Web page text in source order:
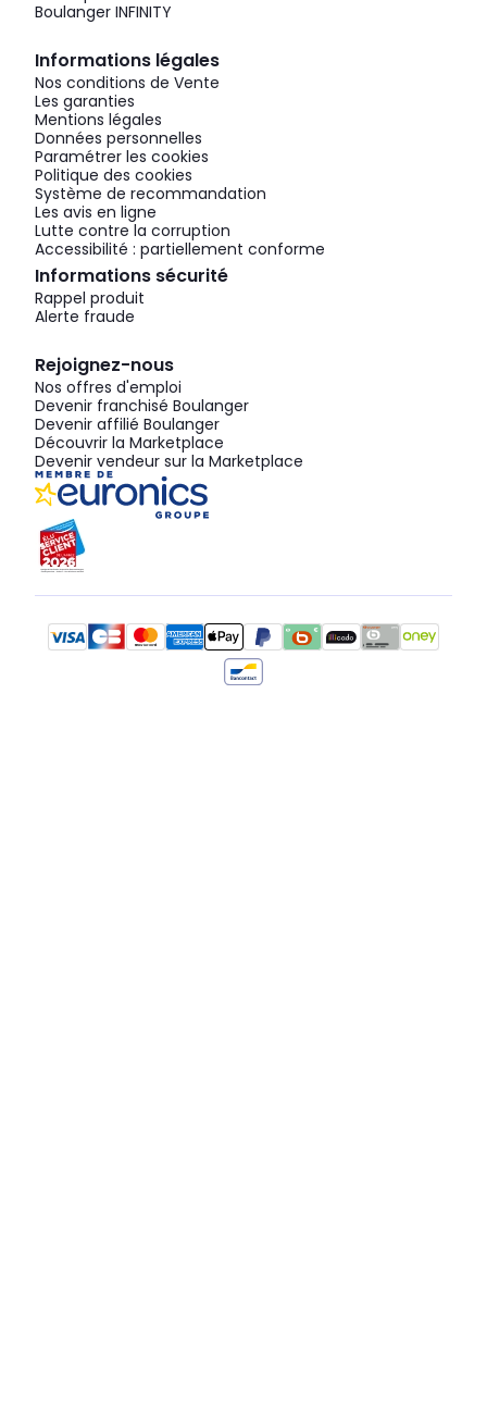
Boulanger INFINITY
Informations légales
Nos conditions de Vente
Les garanties
Mentions légales
Données personnelles
Paramétrer les cookies
Politique des cookies
Système de recommandation
Les avis en ligne
Lutte contre la corruption
Accessibilité : partiellement conforme
Informations sécurité
Rappel produit
Alerte fraude
Rejoignez-nous
Nos offres d'emploi
Devenir franchisé Boulanger
Devenir affilié Boulanger
Découvrir la Marketplace
Devenir vendeur sur la Marketplace